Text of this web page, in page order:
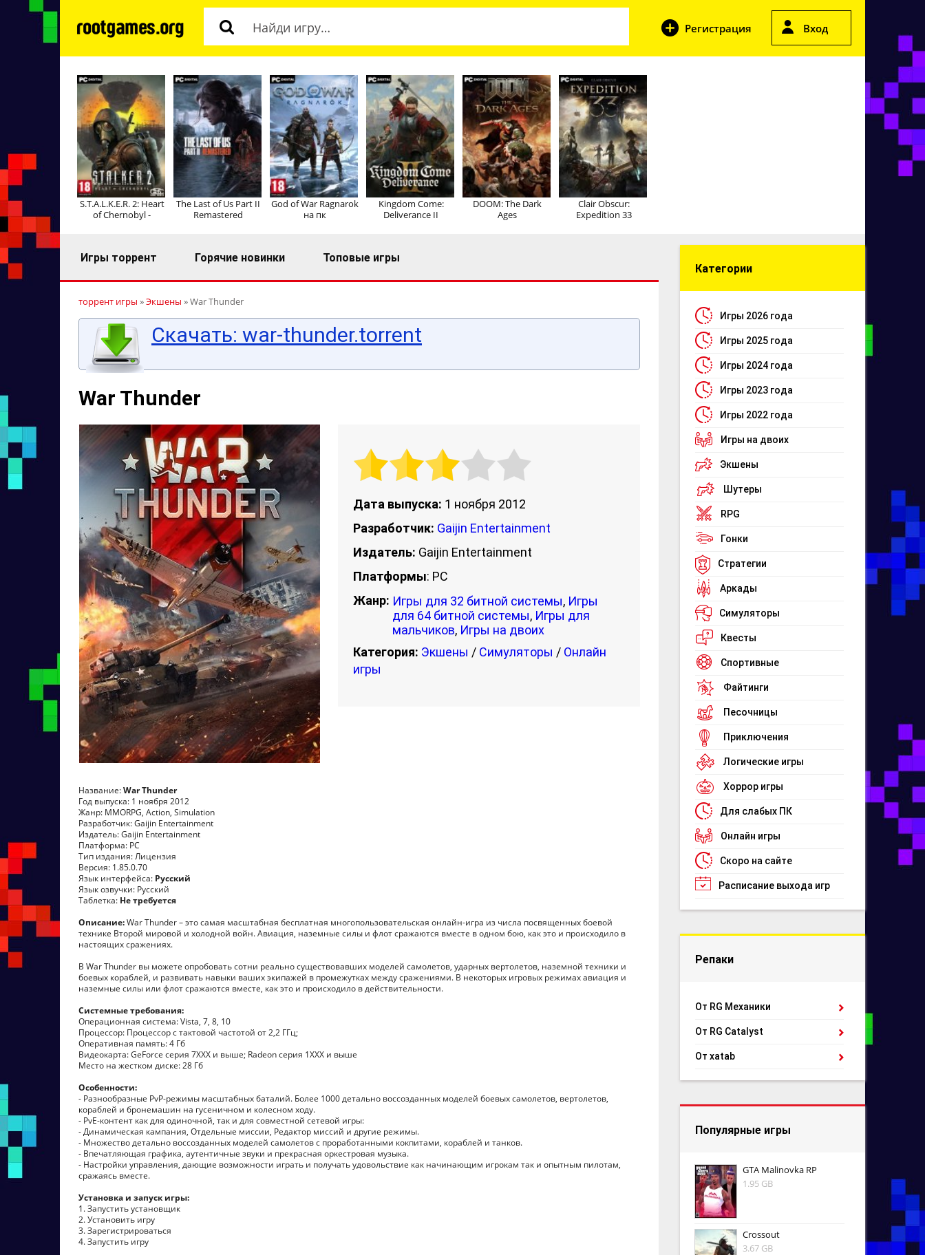
Регистрация Вход
S.T.A.L.K.E.R. 2: Heart
of Chernobyl -
The Last of Us Part II
Remastered
God of War Ragnarok
на пк
Kingdom Come:
Deliverance II
DOOM: The Dark
Ages
Clair Obscur:
Expedition 33
Игры торрент Горячие новинки Топовые игры
торрент игры »Экшены » War Thunder
Скачать: war-thunder.torrent
War Thunder
Дата выпуска: 1 ноября 2012
Разработчик: Gaijin Entertainment
Издатель: Gaijin Entertainment
Платформы: PC
Жанр: Игры для 32 битной системы, Игры
для 64 битной системы, Игры для
мальчиков, Игры на двоих
Категория: Экшены / Симуляторы / Онлайн
игры
Название:War Thunder
Год выпуска: 1 ноября 2012
Жанр: MMORPG, Action, Simulation
Разработчик: Gaijin Entertainment
Издатель: Gaijin Entertainment
Платформа: PC
Тип издания: Лицензия
Версия: 1.85.0.70
Язык интерфейса: Русский
Язык озвучки: Русский
Таблетка: Не требуется
Описание:War Thunder – это самая масштабная бесплатная многопользовательская онлайн-игра из числа посвященных боевой
технике Второй мировой и холодной войн. Авиация, наземные силы и флот сражаются вместе в одном бою, как это и происходило в
настоящих сражениях.
В War Thunder вы можете опробовать сотни реально существовавших моделей самолетов, ударных вертолетов, наземной техники и
боевых кораблей, и развивать навыки ваших экипажей в промежутках между сражениями. В некоторых игровых режимах авиация и
наземные силы или флот сражаются вместе, как это и происходило в действительности.
Системные требования:
Операционная система: Vista, 7, 8, 10
Процессор: Процессор с тактовой частотой от 2,2 ГГц;
Оперативная память: 4 Гб
Видеокарта: GeForce серия 7XXX и выше; Radeon серия 1XXX и выше
Место на жестком диске: 28 Гб
Особенности:
- Разнообразные PvP-режимы масштабных баталий. Более 1000 детально воссозданных моделей боевых самолетов, вертолетов,
кораблей и бронемашин на гусеничном и колесном ходу.
- PvE-контент как для одиночной, так и для совместной сетевой игры:
- Динамическая кампания, Отдельные миссии, Редактор миссий и другие режимы.
- Множество детально воссозданных моделей самолетов с проработанными кокпитами, кораблей и танков.
- Впечатляющая графика, аутентичные звуки и прекрасная оркестровая музыка.
- Настройки управления, дающие возможности играть и получать удовольствие как начинающим игрокам так и опытным пилотам,
сражаясь вместе.
Установка и запуск игры:
1. Запустить установщик
2. Установить игру
3. Зарегистрироваться
4. Запустить игру
Категории
Игры 2026 года
Игры 2025 года
Игры 2024 года
Игры 2023 года
Игры 2022 года
Игры на двоих
Экшены
Шутеры
RPG
Гонки
Стратегии
Аркады
Симуляторы
Квесты
Спортивные
Файтинги
Песочницы
Приключения
Логические игры
Хоррор игры
Для слабых ПК
Онлайн игры
Скоро на сайте
Расписание выхода игр
Репаки
От RG Механики
От RG Catalyst
От xatab
Популярные игры
GTA Malinovka RP
1.95 GB
Crossout
3.67 GB